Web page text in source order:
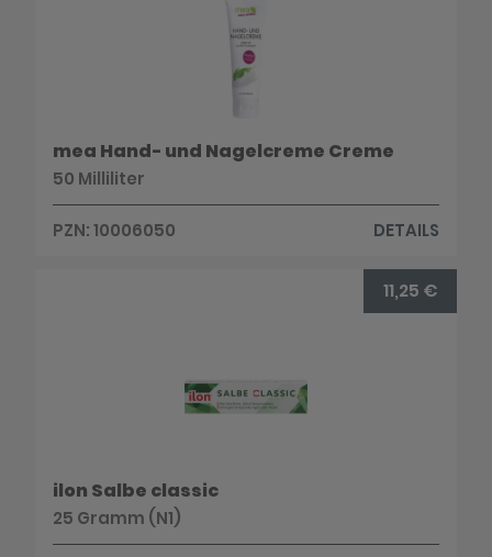
mea Hand- und Nagelcreme Creme
50 Milliliter
PZN: 10006050 DETAILS
11,25 €
ilon Salbe classic
25 Gramm (N1)